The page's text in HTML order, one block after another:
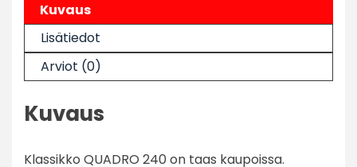
Kuvaus
Lisätiedot
Arviot (0)
Kuvaus
Klassikko QUADRO 240 on taas kaupoissa.